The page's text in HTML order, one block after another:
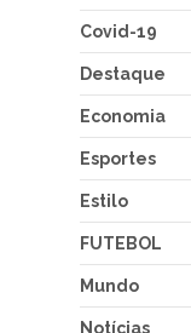
Covid-19
Destaque
Economia
Esportes
Estilo
FUTEBOL
Mundo
Notícias